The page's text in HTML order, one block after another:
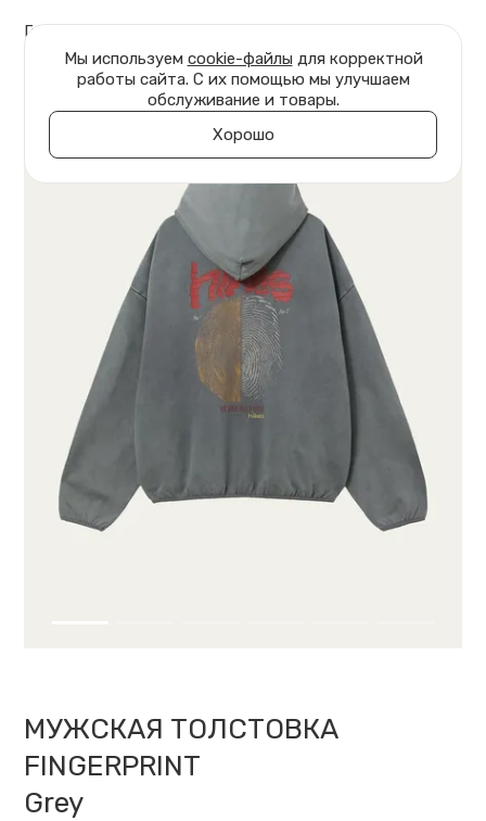
Главная Одежда Толстовки
МУЖСКАЯ ТОЛСТОВКА
FINGERPRINT
Grey
Мы используем cookie-файлы для корректной
работы сайта. С их помощью мы улучшаем
обслуживание и товары.
Хорошо